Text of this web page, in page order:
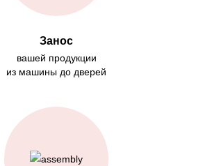
Занос
вашей продукции
из машины до дверей